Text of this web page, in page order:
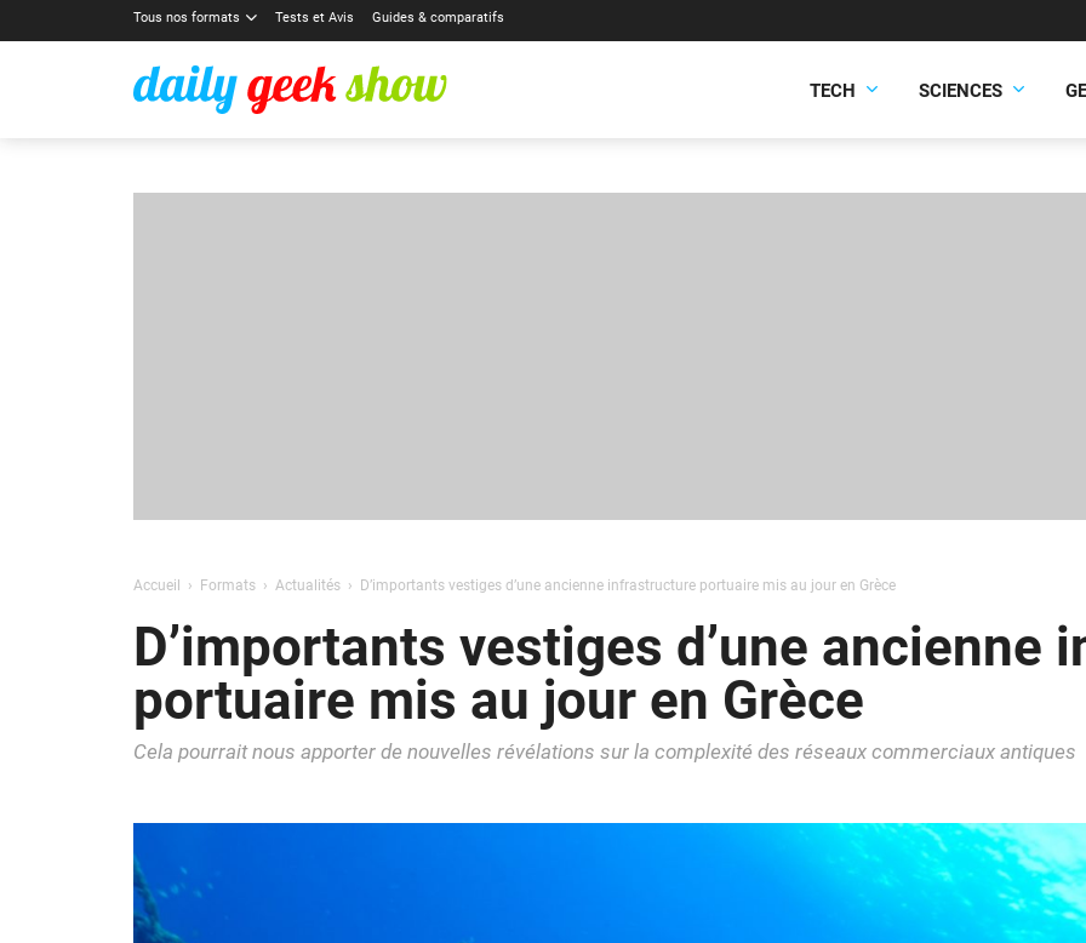
Tous nos formats Tests et Avis Guides & comparatifs
TECH SCIENCES
Accueil Formats Actualités D’importants vestiges d’une ancienne infrastructure portuaire mis au jour en Grèce
D’importants vestiges d’une ancienne
portuaire mis au jour en Grèce
Cela pourrait nous apporter de nouvelles révélations sur la complexité des réseaux commerciaux antiques